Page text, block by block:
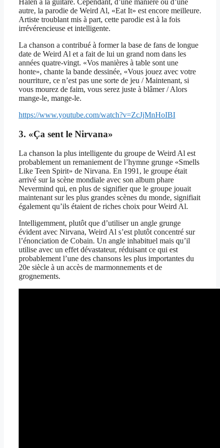
Halen à la guitare. Cependant, d’une manière ou d’une
autre, la parodie de Weird Al, «Eat It» est encore meilleure.
Artiste troublant mis à part, cette parodie est à la fois
irrévérencieuse et intelligente.
La chanson a contribué à former la base de fans de longue
date de Weird Al et a fait de lui un grand nom dans les
années quatre-vingt. «Vos manières à table sont une
honte», chante la bande dessinée, «Vous jouez avec votre
nourriture, ce n’est pas une sorte de jeu / Maintenant, si
vous mourez de faim, vous serez juste à blâmer / Alors
mange-le, mange-le.
https://www.youtube.com/watch?v=ZcJjMnHoIBI
3. «Ça sent le Nirvana»
La chanson la plus intelligente du groupe de Weird Al est
probablement un remaniement de l’hymne grunge «Smells
Like Teen Spirit» de Nirvana. En 1991, le groupe était
arrivé sur la scène mondiale avec son album phare
Nevermind qui, en plus de signifier que le groupe jouait
maintenant sur les plus grandes scènes du monde, signifiait
également qu’ils étaient de riches choix pour Weird Al.
Intelligemment, plutôt que d’utiliser un angle grunge
évident avec Nirvana, Weird Al s’est plutôt concentré sur
l’énonciation de Cobain. Un angle inhabituel mais qu’il
utilise avec un effet dévastateur, réduisant ce qui est
probablement l’une des chansons les plus importantes du
20e siècle à un accès de marmonnements et de
grognements.